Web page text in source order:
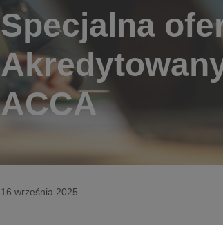
Specjalna
ACCA
16 września 2025